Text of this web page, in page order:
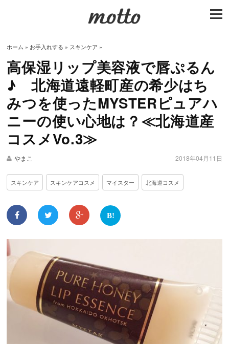
ホーム » お手入れする » スキンケア »
高保湿リップ美容液で唇ぷるん
♪ 北海道遠軽町産の希少はち
みつを使ったMYSTERピュアハ
ニーの使い心地は？≪北海道産
コスメVo.3≫
やまこ 2018年04月11日
スキンケア スキンケアコスメ マイスター 北海道コスメ